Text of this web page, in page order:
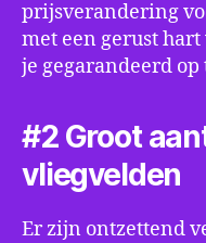
prijsverandering
met een gerust
je gegarandeerd
#2 Groot
vliegvelden
Er zijn ontzettend